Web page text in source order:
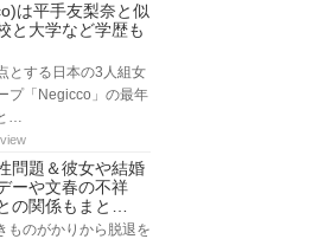
は平手友梨奈と似
と大学など学歴も
とする日本の3人組女
プ「Negicco」の最年
…
問題＆彼女や結婚
ーや文春の不祥
の関係もまと…
ものがかりから脱退を